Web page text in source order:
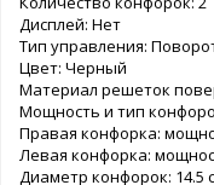
Дисплей: Нет
Тип управления:
Цвет: Черный
Материал решеток
Мощность и тип
Правая конфорка:
Левая конфорка:
Диаметр конфорок: 14.5